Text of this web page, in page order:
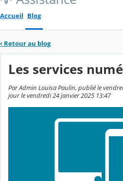
Accueil Blog
‹ Retour au blog
Les services
Par Admin Louisa Paulin, publié le
jour le vendredi 24 janvier 2025 13:47